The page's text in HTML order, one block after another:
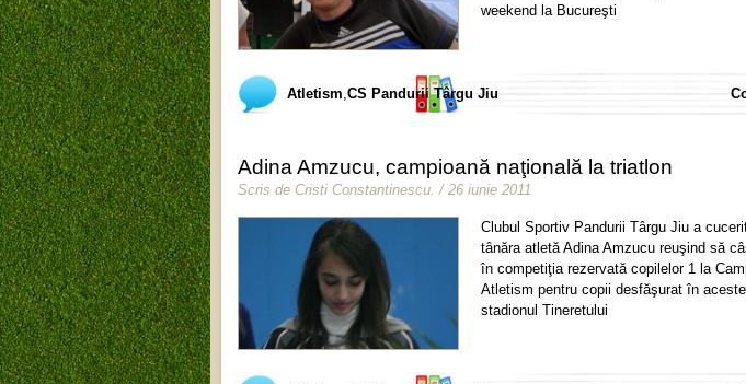
weekend la Bucureşti
Atletism CS Pandurii Târgu Jiu
Adina Amzucu, campioană naţională la triatlon
Scris de Cristi Constantinescu. / 26 iunie 2011
Clubul Sportiv Pandurii Târgu Jiu a
tânăra atletă Adina Amzucu reuşind să
în competiţia rezervată copilelor 1 la
Atletism pentru copii desfăşurat în
stadionul Tineretului